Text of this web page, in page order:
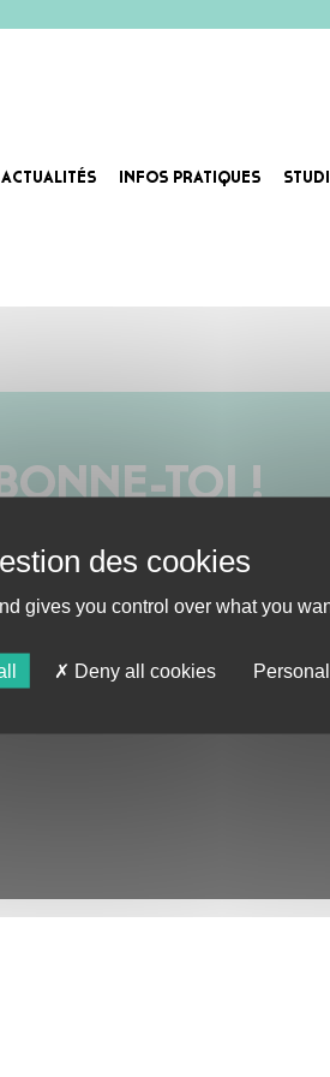
ACTUALITÉS INFOS PRATIQUES
TOI !
AGENDA
gives you control over what you
Deny all cookies